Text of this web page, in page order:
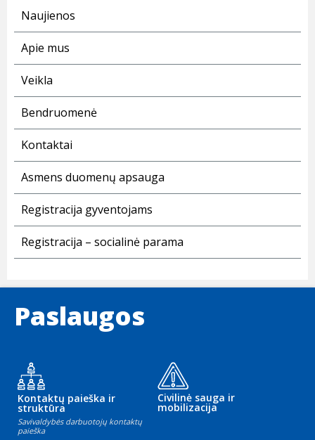
Naujienos
Apie mus
Veikla
Bendruomenė
Kontaktai
Asmens duomenų apsauga
Registracija gyventojams
Registracija – socialinė parama
Paslaugos
Kontaktų paieška ir
struktūra
Savivaldybės darbuotojų kontaktų
paieška
Civilinė sauga ir
mobilizacija